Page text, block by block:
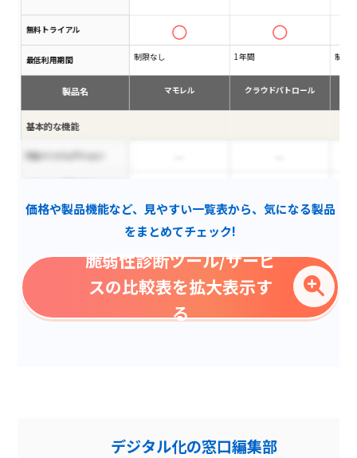
無料トライアル
最低利用期間
製品名
基本的な機能
SQLインジェクション
グラスボックス診断
プラットフォーム診断
スマホアプリ（iOS・
Android）診断
制限なし
マモレル
1年間
クラウドパトロール
制限
価格や製品機能など、見やすい一覧表から、気になる製品
をまとめてチェック!
脆弱性診断ツール/サービ
スの比較表を拡大表示す
る
デジタル化の窓口編集部